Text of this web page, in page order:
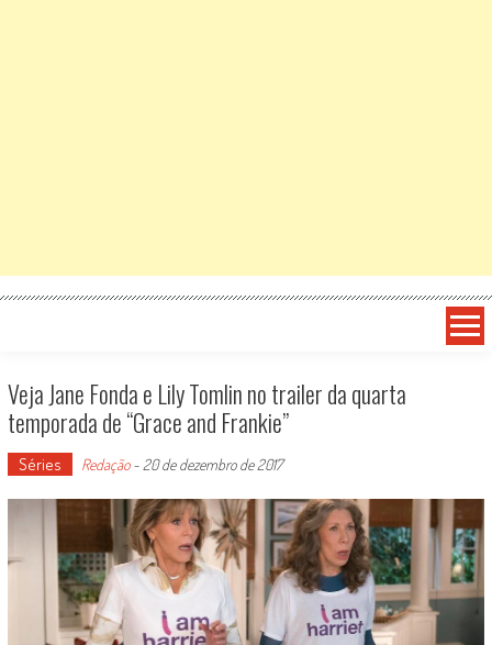
Veja Jane Fonda e Lily Tomlin no trailer da quarta
temporada de “Grace and Frankie”
Séries Redação- 20 de dezembro de 2017